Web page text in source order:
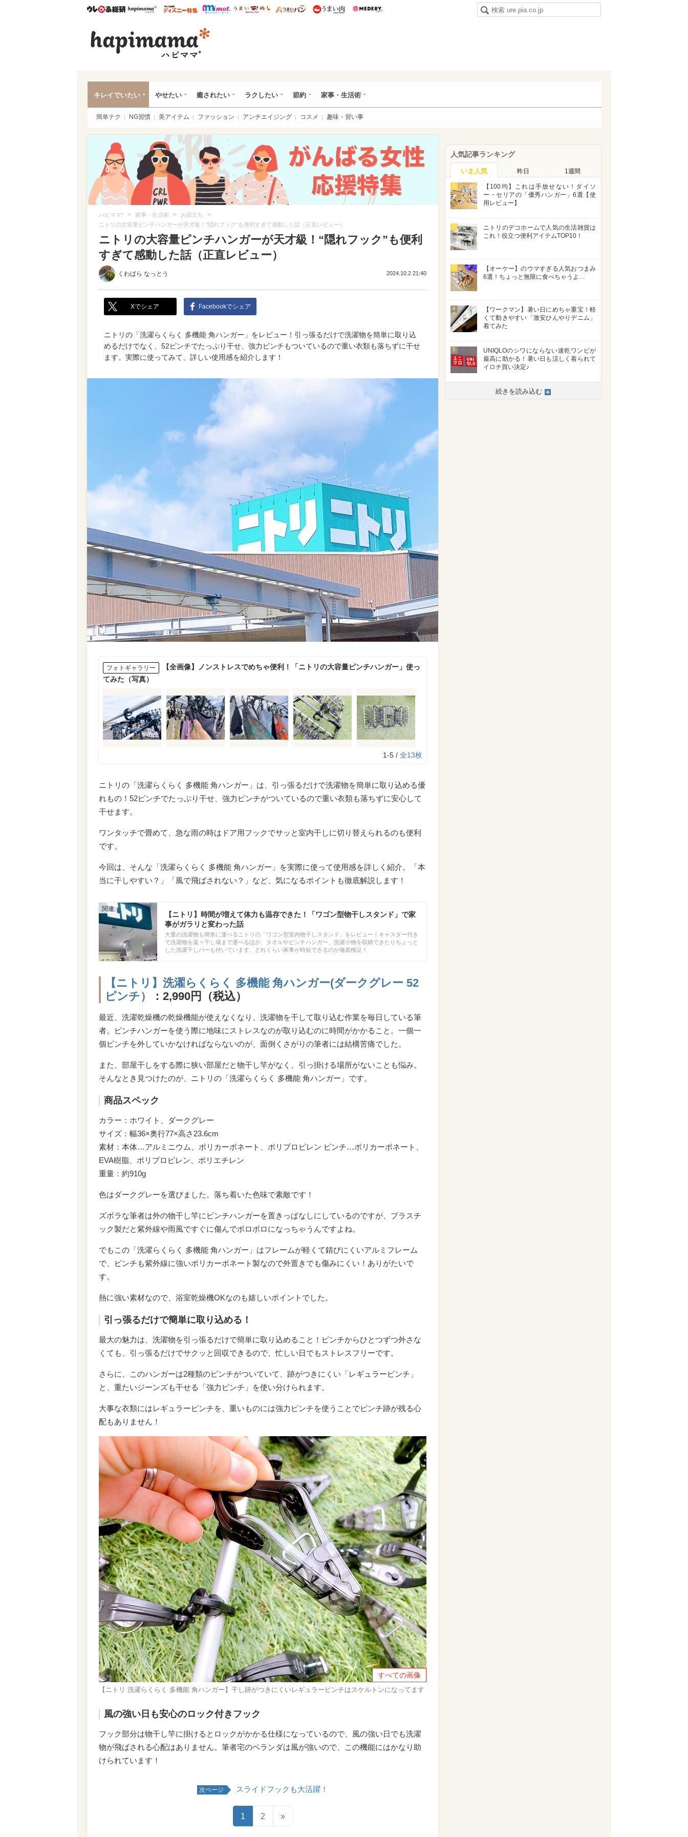
ウレぴあ総研ハピママ* ウレぴあ総研 ディズニー特集
mimot. うまいめし うまいパン うまい肉
キレイでいたい やせたい 癒されたい ラクしたい 節約 家事・生活術
簡単テク NG習慣 美アイテム ファッション アンチエイジング コスメ 趣味・習い事
ハピママ* > 家事・生活術 > お役立ち >
ニトリの大容量ピンチハンガーが天才級！“隠れフック”も便利すぎて感動した話（正直レビュー）
ニトリの大容量ピンチハンガーが天才級！“隠れフック”も便利
すぎて感動した話（正直レビュー）
くわばら なっとう 2024.10.2 21:40
Xでシェア Facebookでシェア
ニトリの「洗濯らくらく 多機能 角ハンガー」をレビュー！引っ張るだけで洗濯物を簡単に取り込
めるだけでなく、52ピンチでたっぷり干せ、強力ピンチもついているので重い衣類も落ちずに干せ
ます。実際に使ってみて、詳しい使用感を紹介します！
フォトギャラリー
【全画像】ノンストレスでめちゃ便利！「ニトリの大容量ピンチハンガー」使っ
てみた（写真）
1-5 / 全13枚
ニトリの「洗濯らくらく 多機能 角ハンガー」は、引っ張るだけで洗濯物を簡単に取り込める優
れもの！52ピンチでたっぷり干せ、強力ピンチがついているので重い衣類も落ちずに安心して
干せます。
ワンタッチで畳めて、急な雨の時はドア用フックでサッと室内干しに切り替えられるのも便利
です。
今回は、そんな「洗濯らくらく 多機能 角ハンガー」を実際に使って使用感を詳しく紹介。「本
当に干しやすい？」「風で飛ばされない？」など、気になるポイントも徹底解説します！
【ニトリ】時間が増えて体力も温存できた！「ワゴン型物干しスタンド」で家
事がガラリと変わった話
大量の洗濯物も簡単に運べるニトリの「ワゴン型室内物干しスタンド」をレビュー！キャスター付き
で洗濯物を楽々干し場まで運べるほか、タオルやピンチハンガー、洗濯小物を収納できたりちょっと
した洗濯干しバーも付いています。どれくらい家事が時短できるのか徹底検証！
【ニトリ】洗濯らくらく 多機能 角ハンガー(ダークグレー 52
ピンチ）
：2,990円（税込）
最近、洗濯乾燥機の乾燥機能が使えなくなり、洗濯物を干して取り込む作業を毎日している筆
者。ピンチハンガーを使う際に地味にストレスなのが取り込むのに時間がかかること。一個一
個ピンチを外していかなければならないのが、面倒くさがりの筆者には結構苦痛でした。
また、部屋干しをする際に狭い部屋だと物干し竿がなく、引っ掛ける場所がないことも悩み。
そんなとき見つけたのが、ニトリの「洗濯らくらく 多機能 角ハンガー」です。
商品スペック
カラー：ホワイト、ダークグレー
サイズ：幅36×奥行77×高さ23.6cm
素材：本体…アルミニウム、ポリカーボネート、ポリプロピレン ピンチ…ポリカーボネート、
EVA樹脂、ポリプロピレン、ポリエチレン
重量：約910g
色はダークグレーを選びました。落ち着いた色味で素敵です！
ズボラな筆者は外の物干し竿にピンチハンガーを置きっぱなしにしているのですが、プラスチ
ック製だと紫外線や雨風ですぐに傷んでボロボロになっちゃうんですよね。
でもこの「洗濯らくらく 多機能 角ハンガー」はフレームが軽くて錆びにくいアルミフレーム
で、ピンチも紫外線に強いポリカーボネート製なので外置きでも傷みにくい！ありがたいで
す。
熱に強い素材なので、浴室乾燥機OKなのも嬉しいポイントでした。
引っ張るだけで簡単に取り込める！
最大の魅力は、洗濯物を引っ張るだけで簡単に取り込めること！ピンチからひとつずつ外さな
くても、引っ張るだけでサクッと回収できるので、忙しい日でもストレスフリーです。
さらに、このハンガーは2種類のピンチがついていて、跡がつきにくい「レギュラーピンチ」
と、重たいジーンズも干せる「強力ピンチ」を使い分けられます。
大事な衣類にはレギュラーピンチを、重いものには強力ピンチを使うことでピンチ跡が残る心
配もありません！
すべての画像
【ニトリ 洗濯らくらく 多機能 角ハンガー】干し跡がつきにくいレギュラーピンチはスケルトンになってます
風の強い日も安心のロック付きフック
フック部分は物干し竿に掛けるとロックがかかる仕様になっているので、風の強い日でも洗濯
物が飛ばされる心配はありません。筆者宅のベランダは風が強いので、この機能にはかなり助
けられています！
次ページ スライドフックも大活躍！
1 2 »
人気記事ランキング
いま人気 昨日 1週間
1
【100均】これは手放せない！ダイソ
ー・セリアの「優秀ハンガー」6選【使
用レビュー】
2
ニトリのデコホームで人気の生活雑貨は
これ！役立つ便利アイテムTOP10！
3
【オーケー】のウマすぎる人気おつまみ
6選！ちょっと無限に食べちゃうよ…
4
【ワークマン】暑い日にめちゃ重宝！軽
くて動きやすい「激安ひんやりデニム」
着てみた
5
UNIQLOのシワにならない速乾ワンピが
最高に助かる！暑い日も涼しく着られて
イロチ買い決定♪
続きを読み込む